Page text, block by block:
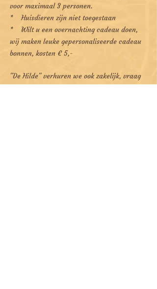
voor maximaal 3 personen.
* Huisdieren zijn niet toegestaan
* Wilt u een overnachting cadeau doen,
wij maken leuke gepersonaliseerde cadeau
bonnen, kosten € 5,-
"De Hilde" verhuren we ook zakelijk, vraag